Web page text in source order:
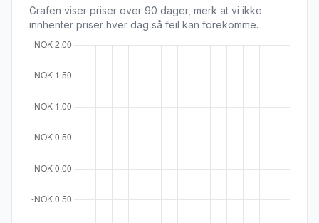
Grafen viser priser over 90 dager, merk at vi ikke
innhenter priser hver dag så feil kan forekomme.